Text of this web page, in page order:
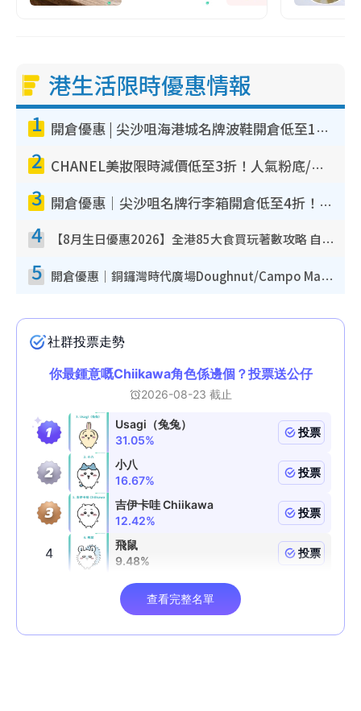
港生活限時優惠情報
1 開倉優惠 | 尖沙咀海港城名牌波鞋開倉低至1折！On鞋$899起／Joy&Peace鞋履$98起
2 CHANEL美妝限時減價低至3折！人氣粉底/唇膏/精華液低至$275！COCO香水都有平
3 開倉優惠｜尖沙咀名牌行李箱開倉低至4折！一連5日 American Tourister/ace./Hallmark $200起！
4 【8月生日優惠2026】全港85大食買玩著數攻略 自助餐/火鍋放題同行免費＋誠品/DONKI送現金券
5 開倉優惠｜銅鑼灣時代廣場Doughnut/Campo Marzio開倉低至1折！背囊、書包、手袋劈價$200起